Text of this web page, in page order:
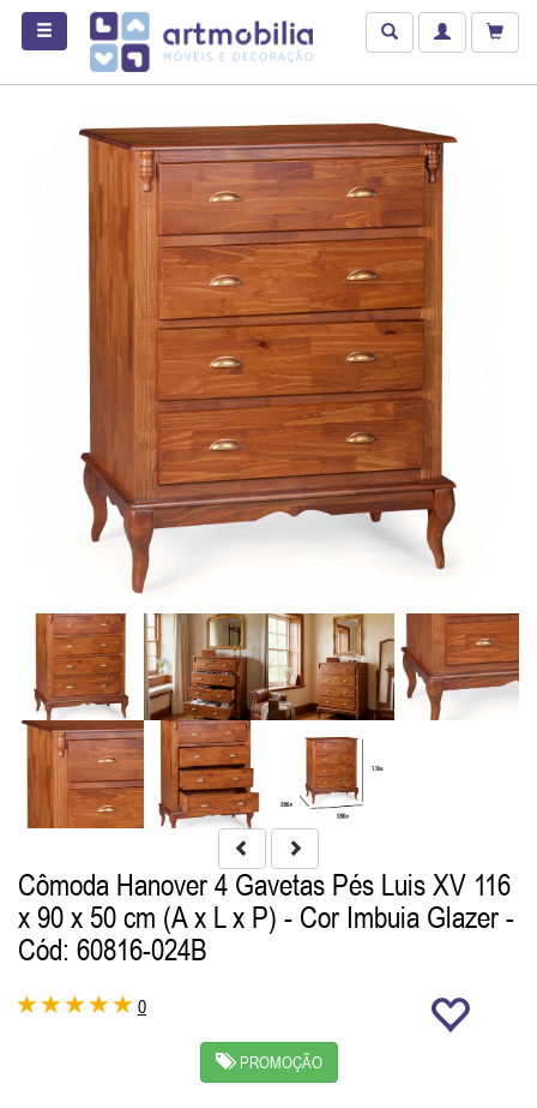
Cômoda Hanover 4 Gavetas Pés Luis XV 116
x 90 x 50 cm (A x L x P) - Cor Imbuia Glazer -
Cód: 60816-024B
0
PROMOÇÃO